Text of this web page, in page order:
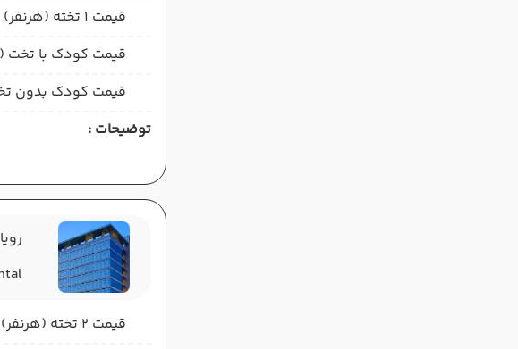
قیمت 1 تخته (هرنفر)
قیمت کودک با تخت
قیمت کودک بدون
توضیحات :
قیمت 2 تخته (هرنفر)